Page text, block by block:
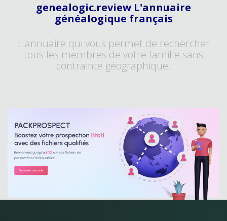
genealogic.review L'annuaire
généalogique français
L'annuaire qui vous permet de rechercher
tous les membres de votre famille sans
contrainte géographique.